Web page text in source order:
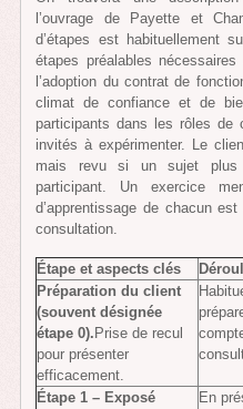
l’ouvrage de Payette et
d’étapes est habituellement
étapes préalables
l’adoption du contrat de
climat de confiance et de
participants dans les rôles de
invités à expérimenter. Le
mais revu si un sujet plus
participant. Un exercice
d’apprentissage de chacun
consultation.
Étape et aspects clés
Préparation du client
(souvent désignée
étape 0). Prise de recul
pour présenter
efficacement.
Étape 1 – Exposé
En